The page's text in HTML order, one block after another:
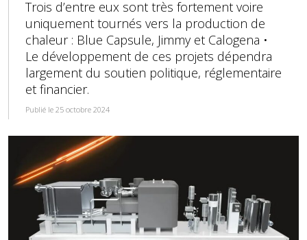
Trois d’entre eux sont très fortement voire
uniquement tournés vers la production de
chaleur : Blue Capsule, Jimmy et Calogena •
Le développement de ces projets dépendra
largement du soutien politique, réglementaire
et financier.
Publié le 25 octobre 2024